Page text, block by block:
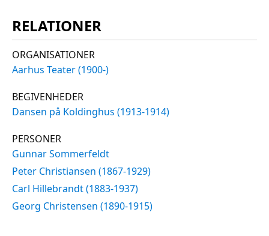
RELATIONER
ORGANISATIONER
Aarhus Teater (1900-)
BEGIVENHEDER
Dansen på Koldinghus (1913-1914)
PERSONER
Gunnar Sommerfeldt
Peter Christiansen (1867-1929)
Carl Hillebrandt (1883-1937)
Georg Christensen (1890-1915)